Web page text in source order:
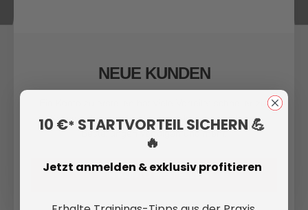
NEUE KUNDEN
Ein Konto zu erstellen hat viele Vorteile: schneller zur
Kasse gehen, mehr als eine Adresse speichern,
Bestellungen verfolgen und mehr.
EIN KONTO ERSTELLEN
10 €* STARTVORTEIL SICHERN 💪
🔥
Jetzt anmelden & exklusiv profitieren